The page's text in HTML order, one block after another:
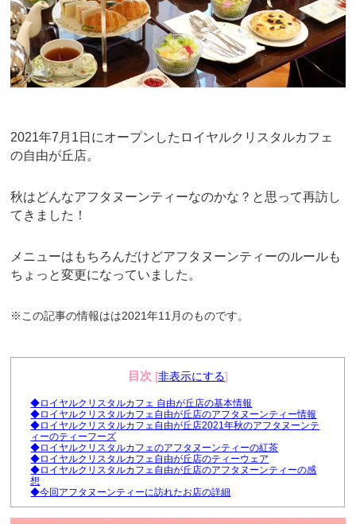
2021年7月1日にオープンしたロイヤルクリスタルカフェ
の自由が丘店。
秋はどんなアフタヌーンティーなのかな？と思って再訪し
てきました！
メニューはもちろんだけどアフタヌーンティーのルールも
ちょっと変更になっていました。
※この記事の情報はは2021年11月のものです。
目次 [非表示にする]
◆ロイヤルクリスタルカフェ 自由が丘店の基本情報
◆ロイヤルクリスタルカフェ自由が丘店のアフタヌーンティー情報
◆ロイヤルクリスタルカフェ自由が丘店2021年秋のアフタヌーンテ
ィーのティーフーズ
◆ロイヤルクリスタルカフェのアフタヌーンティーの紅茶
◆ロイヤルクリスタルカフェ自由が丘店のティーウェア
◆ロイヤルクリスタルカフェ自由が丘店のアフタヌーンティーの感
想
◆今回アフタヌーンティーに訪れたお店の詳細